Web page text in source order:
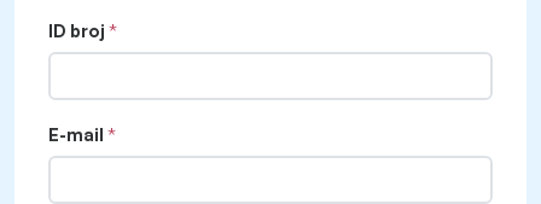
ID broj
E-mail